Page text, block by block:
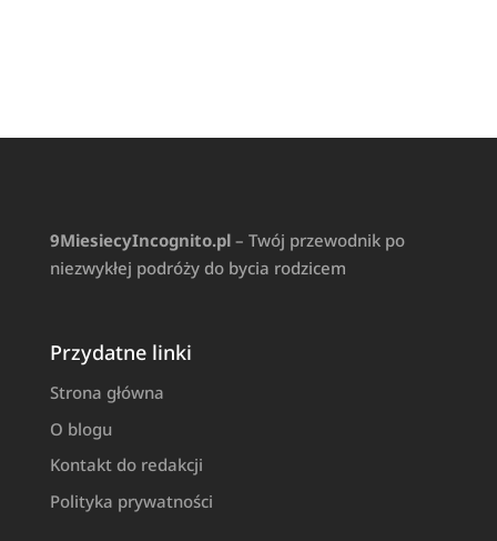
9MiesiecyIncognito.pl– Twój przewodnik po
niezwykłej podróży do bycia rodzicem
Przydatne linki
Strona główna
O blogu
Kontakt do redakcji
Polityka prywatności